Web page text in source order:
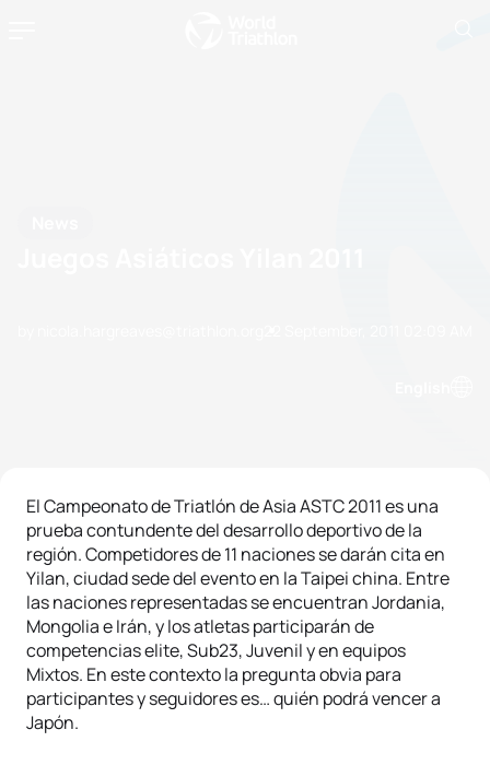
El Campeonato de Triatlón de Asia ASTC 2011 es una
prueba contundente del desarrollo deportivo de la
región. Competidores de 11 naciones se darán cita en
Yilan, ciudad sede del evento en la Taipei china. Entre
las naciones representadas se encuentran Jordania,
Mongolia e Irán, y los atletas participarán de
competencias elite, Sub23, Juvenil y en equipos
Mixtos. En este contexto la pregunta obvia para
participantes y seguidores es… quién podrá vencer a
Japón.